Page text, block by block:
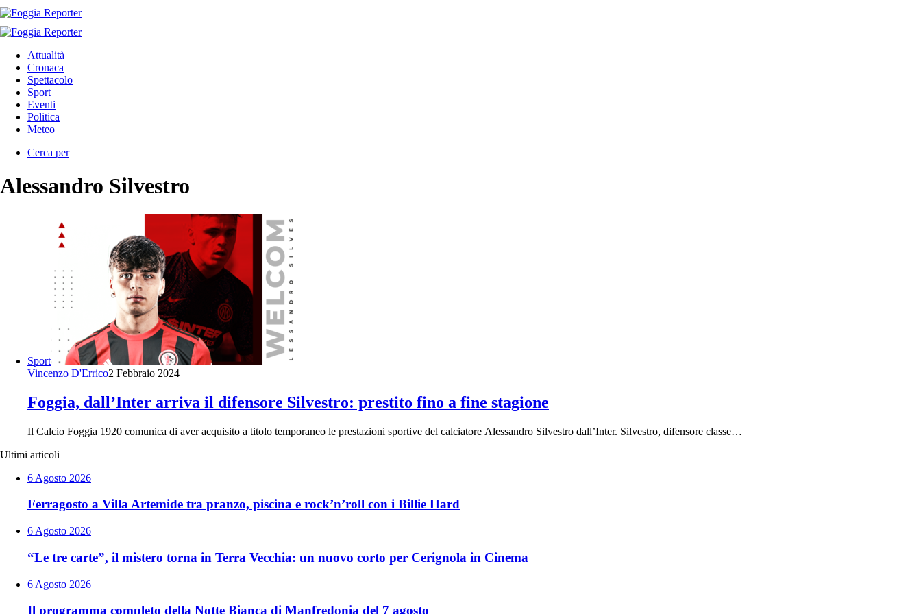
Attualità
Cronaca
Spettacolo
Sport
Eventi
Politica
Meteo
Cerca per
Alessandro Silvestro
Sport
Vincenzo D'Errico2 Febbraio 2024
Foggia, dall’Inter arriva il difensore Silvestro: prestito fino a fine stagione
Il Calcio Foggia 1920 comunica di aver acquisito a titolo temporaneo le prestazioni sportive del calciatore Alessandro Silvestro dall’Inter. Silvestro, difensore classe…
Ultimi articoli
6 Agosto 2026
Ferragosto a Villa Artemide tra pranzo, piscina e rock’n’roll con i Billie Hard
6 Agosto 2026
“Le tre carte”, il mistero torna in Terra Vecchia: un nuovo corto per Cerignola in Cinema
6 Agosto 2026
Il programma completo della Notte Bianca di Manfredonia del 7 agosto